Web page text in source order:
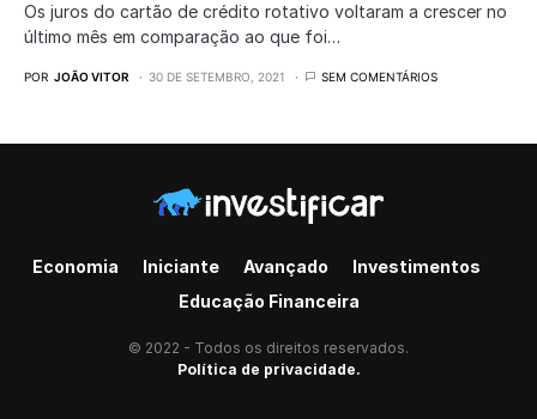
Os juros do cartão de crédito rotativo voltaram a crescer no
último mês em comparação ao que foi…
POR JOÃO VITOR 30 DE SETEMBRO, 2021 SEM COMENTÁRIOS
Economia Iniciante Avançado
Investimentos
Educação Financeira
© 2022 - Todos os direitos reservados.
Política de privacidade.